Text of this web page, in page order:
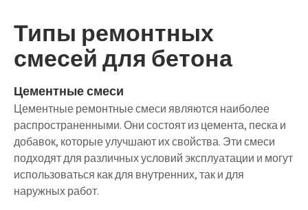
Типы ремонтных
смесей для бетона
Цементные смеси
Цементные ремонтные смеси являются наиболее
распространенными. Они состоят из цемента, песка и
добавок, которые улучшают их свойства. Эти смеси
подходят для различных условий эксплуатации и могут
использоваться как для внутренних, так и для
наружных работ.